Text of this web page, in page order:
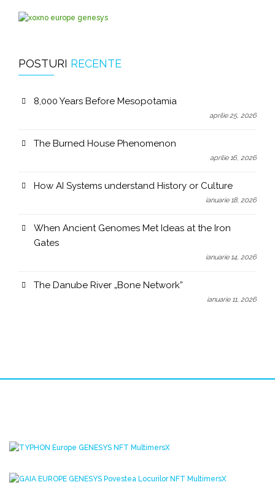
POSTURI RECENTE
8,000 Years Before Mesopotamia
aprilie 25, 2026
The Burned House Phenomenon
aprilie 16, 2026
How AI Systems understand History or Culture
ianuarie 18, 2026
When Ancient Genomes Met Ideas at the Iron
Gates
ianuarie 14, 2026
The Danube River „Bone Network”
ianuarie 11, 2026